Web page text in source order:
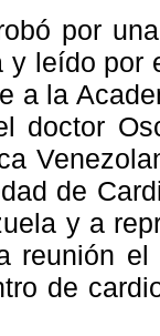
por
y leído por
a la
doctor
de
y a
reunión
de